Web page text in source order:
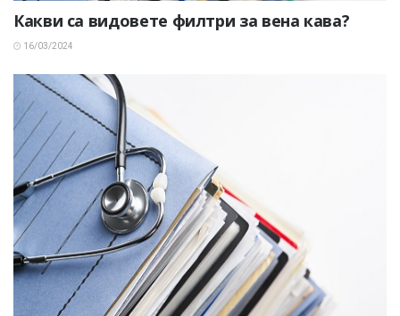
Какви са видовете филтри за вена кава?
16/03/2024